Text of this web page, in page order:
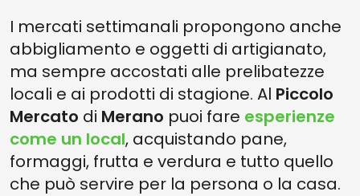
I mercati settimanali propongono anche
abbigliamento e oggetti di artigianato,
ma sempre accostati alle prelibatezze
locali e ai prodotti di stagione. Al Piccolo
Mercato di Merano puoi fare esperienze
come un local, acquistando pane,
formaggi, frutta e verdura e tutto quello
che può servire per la persona o la casa.